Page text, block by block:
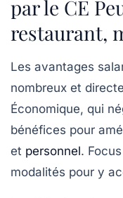
par le CE
restaurant,
Les avantages
nombreux et
Économique, qui
bénéfices pour
et personnel.
modalités pour y